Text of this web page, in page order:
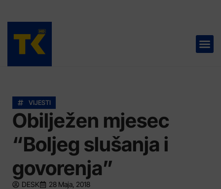
VIJESTI
Obilježen mjesec
“Boljeg slušanja i
govorenja”
DESK 28 Maja, 2018